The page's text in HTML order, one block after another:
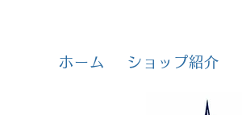
ホーム ショップ紹介